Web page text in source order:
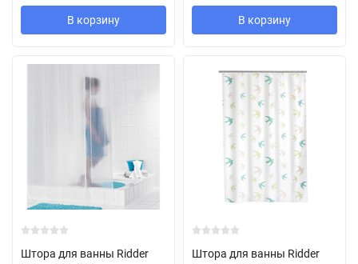
В корзину В корзину
Штора для ванны Ridder
Штора для ванны Ridder